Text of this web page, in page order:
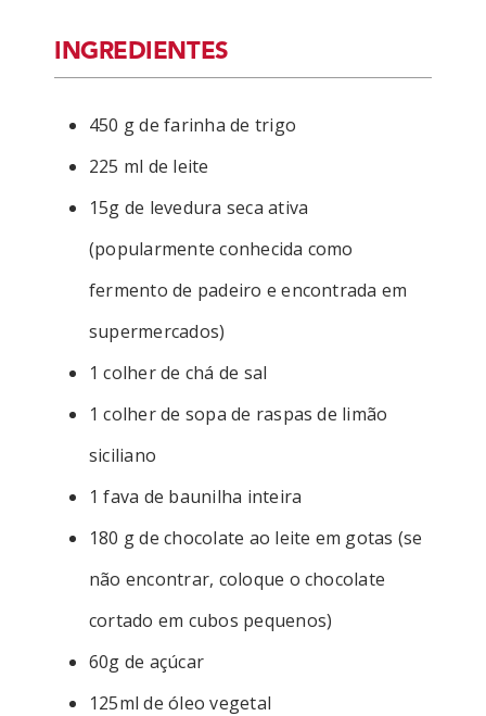
INGREDIENTES
450 g de farinha de trigo
225 ml de leite
15g de levedura seca ativa
(popularmente conhecida como
fermento de padeiro e encontrada em
supermercados)
1 colher de chá de sal
1 colher de sopa de raspas de limão
siciliano
1 fava de baunilha inteira
180 g de chocolate ao leite em gotas (se
não encontrar, coloque o chocolate
cortado em cubos pequenos)
60g de açúcar
125ml de óleo vegetal